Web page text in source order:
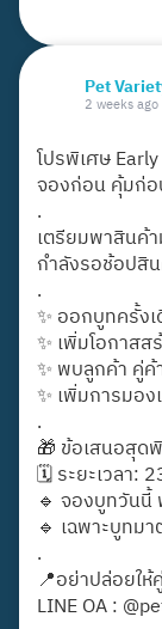
Pet
2 weeks ago
โปรพิเศษ
จองก่อน คุ้มก่
.
เตรียมพาสินค้
กำลังรอช้อปสิ
.
✨ ออกบูทครั้ง
✨ เพิ่มโอกาส
✨ พบลูกค้า คู่ค้
✨ เพิ่มการมอ
.
🎁 ข้อเสนอสุด
🗓️ ระยะเวลา:
🔹 จองบูทวันนี้
🔹 เฉพาะบูทม
.
📍อย่าปล่อยใ
LINE OA :